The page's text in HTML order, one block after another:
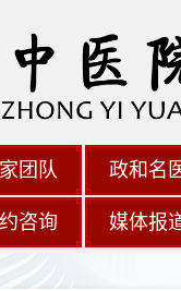
团队 政和名
咨询 媒体报